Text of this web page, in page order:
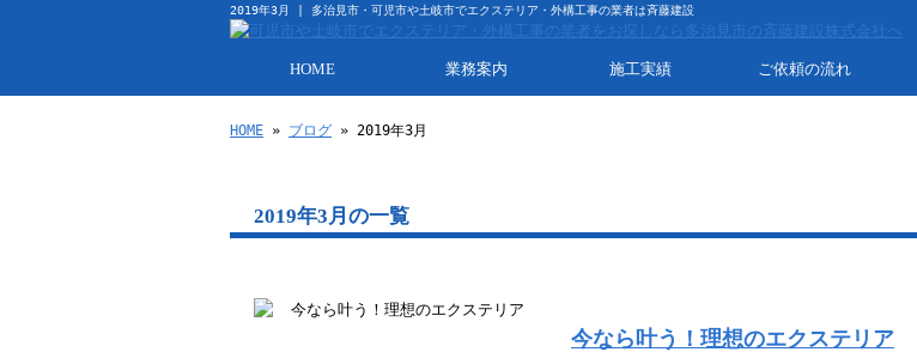
2019年3月 | 多治見市・可児市や土岐市でエクステリア・外構工事の業者は斉藤建設
HOME 業務案内 施工実績 ご依頼の流れ
HOME » ブログ » 2019年3月
2019年3月の一覧
今なら叶う！理想のエクステリア